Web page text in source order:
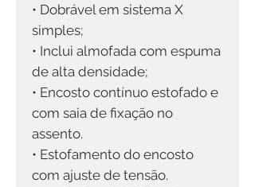
• Dobrável em sistema X
simples;
• Inclui almofada com espuma
de alta densidade;
• Encosto contínuo estofado e
com saia de fixação no
assento.
• Estofamento do encosto
com ajuste de tensão.